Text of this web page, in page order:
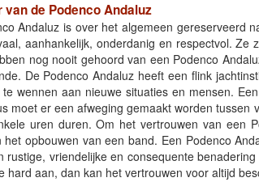
van de Podenco Andaluz
Andaluz is over het algemeen gereserveerd
aanhankelijk, onderdanig en respectvol. Ze
nog nooit gehoord van een Podenco
De Podenco Andaluz heeft een flink
wennen aan nieuwe situaties en mensen.
moet er een afweging gemaakt worden
uren duren. Om het vertrouwen van een
het opbouwen van een band. Een Podenco
rustige, vriendelijke en consequente
hard aan, dan kan het vertrouwen voor altijd